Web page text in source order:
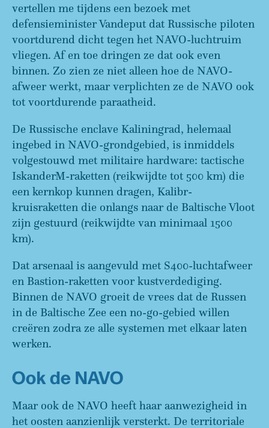
vertellen me tijdens een bezoek met
defensieminister Vandeput dat Russische piloten
voortdurend dicht tegen het NAVO-luchtruim
vliegen. Af en toe dringen ze dat ook even
binnen. Zo zien ze niet alleen hoe de NAVO-
afweer werkt, maar verplichten ze de NAVO ook
tot voortdurende paraatheid.
De Russische enclave Kaliningrad, helemaal
ingebed in NAVO-grondgebied, is inmiddels
volgestouwd met militaire hardware: tactische
IskanderM-raketten (reikwijdte tot 500 km) die
een kernkop kunnen dragen, Kalibr-
kruisraketten die onlangs naar de Baltische Vloot
zijn gestuurd (reikwijdte van minimaal 1500
km).
Dat arsenaal is aangevuld met S400-luchtafweer
en Bastion-raketten voor kustverdediging.
Binnen de NAVO groeit de vrees dat de Russen
in de Baltische Zee een no-go-gebied willen
creëren zodra ze alle systemen met elkaar laten
werken.
Ook de NAVO
Maar ook de NAVO heeft haar aanwezigheid in
het oosten aanzienlijk versterkt. De territoriale